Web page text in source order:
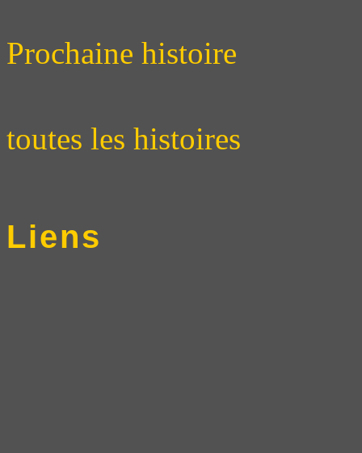
Prochaine histoire
toutes les histoires
Liens